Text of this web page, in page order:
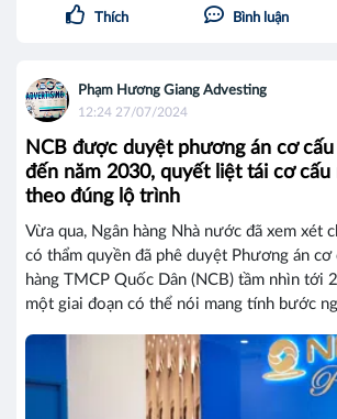
Thích Bình luận
Phạm Hương Giang Advesting
12:24 27/07/2024
NCB được duyệt phương án cơ
đến năm 2030, quyết liệt tái cơ cấu
theo đúng lộ trình
Vừa qua, Ngân hàng Nhà nước đã xem xét
có thẩm quyền đã phê duyệt Phương án cơ
hàng TMCP Quốc Dân (NCB) tầm nhìn tới
một giai đoạn có thể nói mang tính bước